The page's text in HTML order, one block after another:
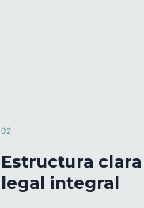
02
Estructura
legal integral